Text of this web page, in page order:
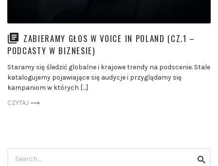
ZABIERAMY GŁOS W VOICE IN POLAND (CZ.1 –
PODCASTY W BIZNESIE)
Staramy się śledzić globalne i krajowe trendy na podscenie. Stale
katalogujemy pojawiające się audycje i przyglądamy się
kampaniom w których […]
CZYTAJ